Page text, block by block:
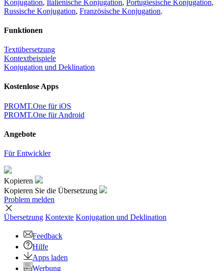
Konjugation, Italienische Konjugation, Portugiesische Konjugation,
Russische Konjugation, Französische Konjugation.
Funktionen
Textübersetzung
Kontextbeispiele
Konjugation und Deklination
Kostenlose Apps
PROMT.One für iOS
PROMT.One für Android
Angebote
Für Entwickler
Kopieren
Kopieren Sie die Übersetzung
Problem melden
Übersetzung Kontexte Konjugation und Deklination
Feedback
Hilfe
Apps laden
Werbung